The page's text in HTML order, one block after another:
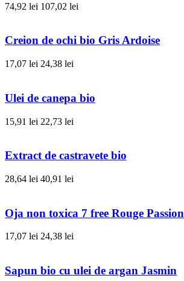
74,92 lei 107,02 lei
Creion de ochi bio Gris Ardoise
17,07 lei 24,38 lei
Ulei de canepa bio
15,91 lei 22,73 lei
Extract de castravete bio
28,64 lei 40,91 lei
Oja non toxica 7 free Rouge Passion
17,07 lei 24,38 lei
Sapun bio cu ulei de argan Jasmin